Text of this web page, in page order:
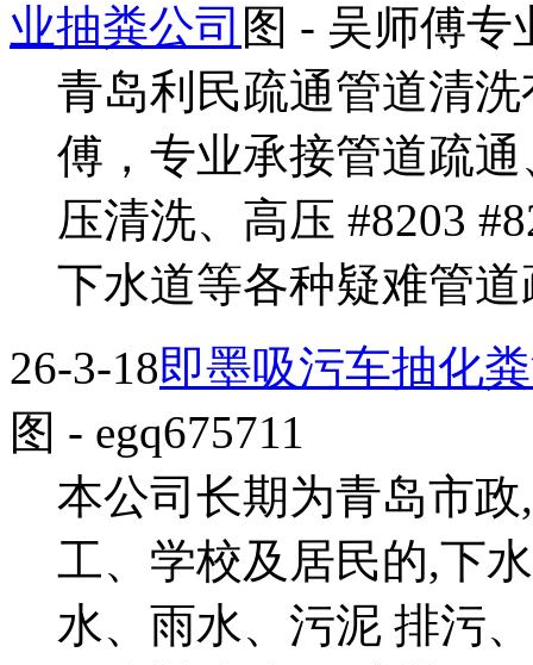
业抽粪公司 图 - 吴师傅专
青岛利民疏通管道清
傅，专业承接管道疏
压清洗、高压 #8203
下水道等各种疑难管道
26-3-18即墨吸污车抽化
图 - egq675711
本公司长期为青岛市
工、学校及居民的,下
水、雨水、污泥 排污